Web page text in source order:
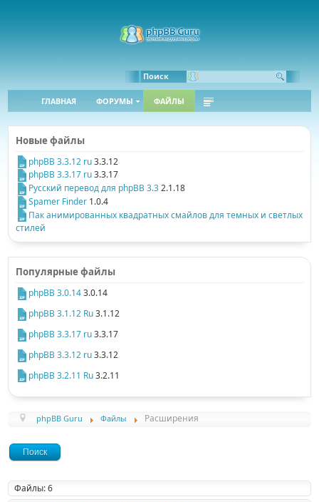
Поиск
ГЛАВНАЯ ФОРУМЫ ФАЙЛЫ
Новые файлы
phpBB 3.3.12 ru3.3.12
phpBB 3.3.17 ru3.3.17
Русский перевод для phpBB 3.32.1.18
Spamer Finder 1.0.4
Пак анимированных квадратных смайлов для темных и светлых
стилей
Популярные файлы
phpBB 3.0.143.0.14
phpBB 3.1.12 Ru3.1.12
phpBB 3.3.17 ru3.3.17
phpBB 3.3.12 ru3.3.12
phpBB 3.2.11 Ru3.2.11
phpBB Guru Файлы Расширения
Поиск
Файлы: 6